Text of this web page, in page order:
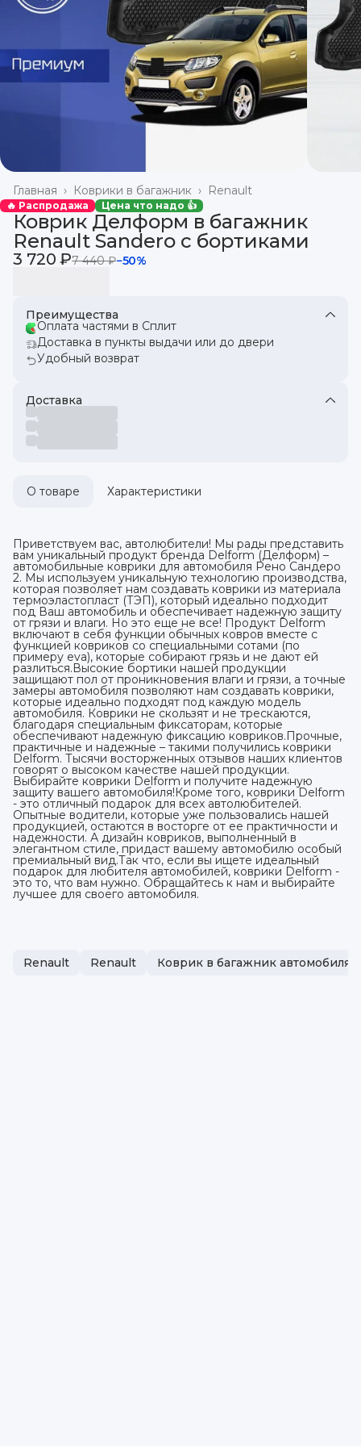
Renault
Коврики в багажник ›
Главная ›
🔥 Распродажа Цена что надо 👍
Коврик Делформ в багажник
Renault Sandero с бортиками
3 720 ₽7 440 ₽−50%
Преимущества
Оплата частями в Сплит
Доставка в пункты выдачи или до двери
Удобный возврат
Доставка
О товаре Характеристики
Приветствуем вас, автолюбители! Мы рады представить
вам уникальный продукт бренда Delform (Делформ) –
автомобильные коврики для автомобиля Рено Сандеро
2. Мы используем уникальную технологию производства,
которая позволяет нам создавать коврики из материала
термоэластопласт (ТЭП), который идеально подходит
под Ваш автомобиль и обеспечивает надежную защиту
от грязи и влаги. Но это еще не все! Продукт Delform
включают в себя функции обычных ковров вместе с
функцией ковриков со специальными сотами (по
примеру eva), которые собирают грязь и не дают ей
разлиться.Высокие бортики нашей продукции
защищают пол от проникновения влаги и грязи, а точные
замеры автомобиля позволяют нам создавать коврики,
которые идеально подходят под каждую модель
автомобиля. Коврики не скользят и не трескаются,
благодаря специальным фиксаторам, которые
обеспечивают надежную фиксацию ковриков.Прочные,
практичные и надежные – такими получились коврики
Delform. Тысячи восторженных отзывов наших клиентов
говорят о высоком качестве нашей продукции.
Выбирайте коврики Delform и получите надежную
защиту вашего автомобиля!Кроме того, коврики Delform
- это отличный подарок для всех автолюбителей.
Опытные водители, которые уже пользовались нашей
продукцией, остаются в восторге от ее практичности и
надежности. А дизайн ковриков, выполненный в
элегантном стиле, придаст вашему автомобилю особый
премиальный вид.Так что, если вы ищете идеальный
подарок для любителя автомобилей, коврики Delform -
это то, что вам нужно. Обращайтесь к нам и выбирайте
лучшее для своего автомобиля.
Renault Renault